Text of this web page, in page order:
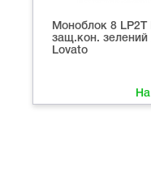
Моноблок 8
защ.кон. зелений
Lovato